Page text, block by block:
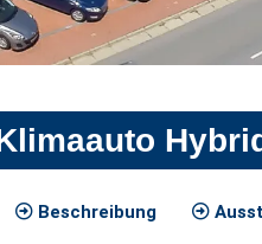
Beschreibung